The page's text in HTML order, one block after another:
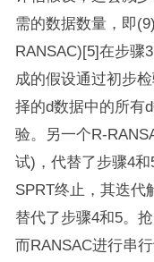
需的数据数量，即
RANSAC)[5]在步骤
成的假设通过初步
择的d数据中的所有
验。另一个R-
试)，代替了步骤4和
SPRT终止，其迭代
替代了步骤4和5。
而RANSAC进行串